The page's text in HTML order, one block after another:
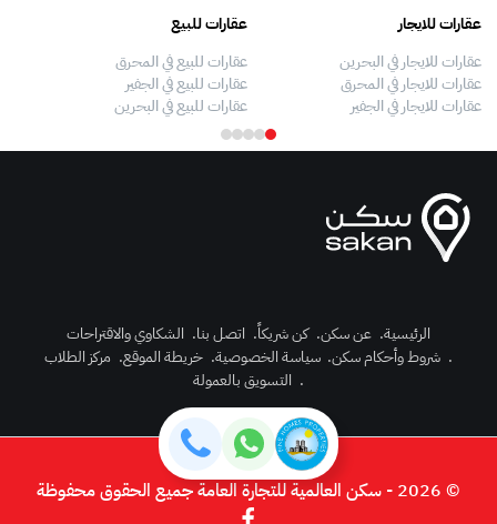
عقارات للايجار
عقارات للايجار في البحرين
عقارات للايجار في المحرق
عقارات للايجار في الجفير
عقارات للبيع
عقارات للبيع في المحرق
عقارات للبيع في الجفير
عقارات للبيع في البحرين
الرئيسية. عن سكن. كن شريكاً. اتصل بنا. الشكاوي والاقتراحات
. شروط وأحكام سكن. سياسة الخصوصية. خريطة الموقع. مركز الطلاب
. التسويق بالعمولة
© 2026 - سكن العالمية للتجارة العامة جميع الحقوق محفوظة